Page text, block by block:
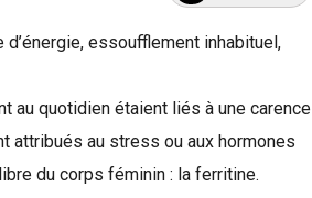
essoufflement inhabituel,
au quotidien étaient liés à une carence
attribués au stress ou aux hormones
du corps féminin : la ferritine.